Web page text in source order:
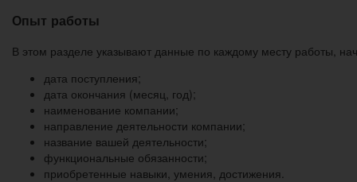
Опыт работы
В этом разделе указывают данные по каждому месту работы,
дата поступления;
дата окончания (месяц, год);
наименование компании;
направление деятельности компании;
название вашей деятельности;
функциональные обязанности;
приобретенные навыки, умения, достижения.